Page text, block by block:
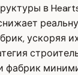
в
ускоряя
фабрик